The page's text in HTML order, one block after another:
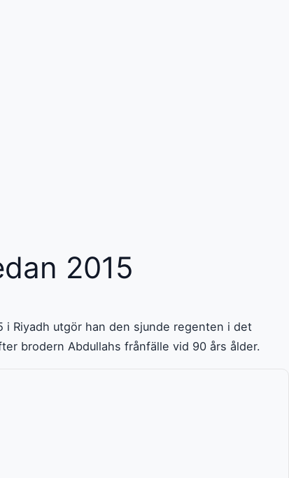
2015
i Riyadh utgör han den sjunde regenten i det
brodern Abdullahs frånfälle vid 90 års ålder.